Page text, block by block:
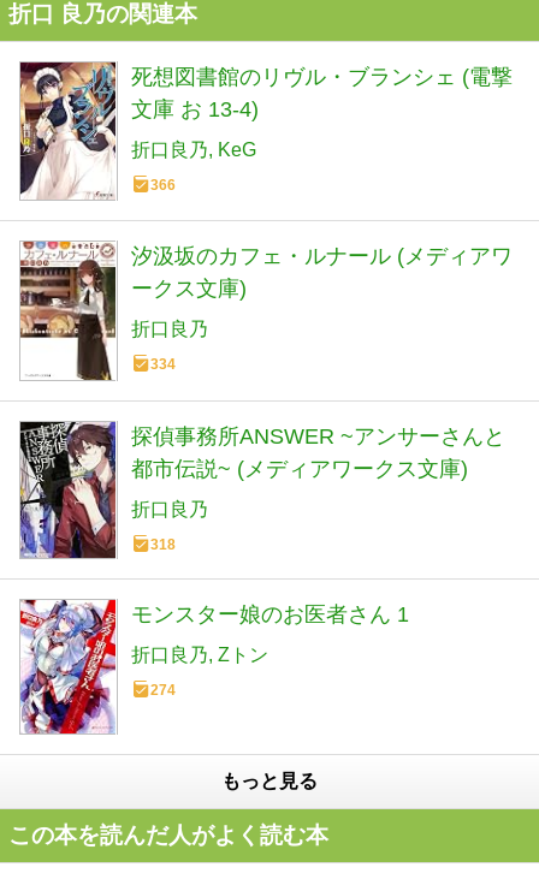
折口 良乃の関連本
死想図書館のリヴル・ブランシェ (電撃
文庫 お 13-4)
折口良乃 KeG
366
汐汲坂のカフェ・ルナール (メディアワ
ークス文庫)
折口良乃
334
探偵事務所ANSWER ~アンサーさんと
都市伝説~ (メディアワークス文庫)
折口良乃
318
モンスター娘のお医者さん 1
折口良乃 Zトン
274
もっと見る
この本を読んだ人がよく読む本